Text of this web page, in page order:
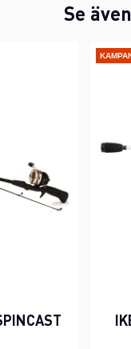
Se även